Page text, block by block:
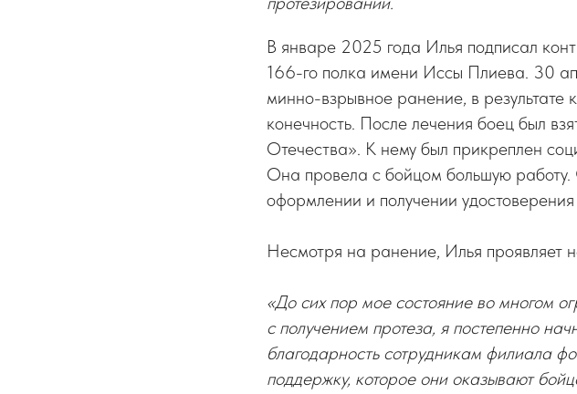
В январе 2025 года Илья подписал
166-го полка имени Иссы Плиева. 30
минно-взрывное ранение, в
конечность. После лечения боец был
Отечества». К нему был прикреплен
Она провела с бойцом большую
оформлении и получении
Несмотря на ранение, Илья проявляет
«До сих пор мое состояние во многом
с получением протеза, я постепенно
благодарность сотрудникам филиала
поддержку, которое они оказывают